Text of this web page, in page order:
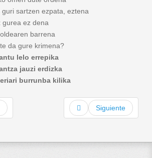
sartzen ezpata, eztena
gurea ez dena
barrena
da gure krimena?
lelo errepika
jauzi erdizka
burrunba kilika
Siguiente